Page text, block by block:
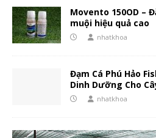
Movento 150OD –
muội hiệu quả cao
nhatkhoa
Đạm Cá Phú Hảo
Dinh Dưỡng Cho
nhatkhoa